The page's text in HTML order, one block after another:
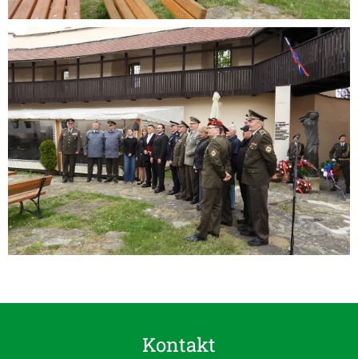
Kontakt